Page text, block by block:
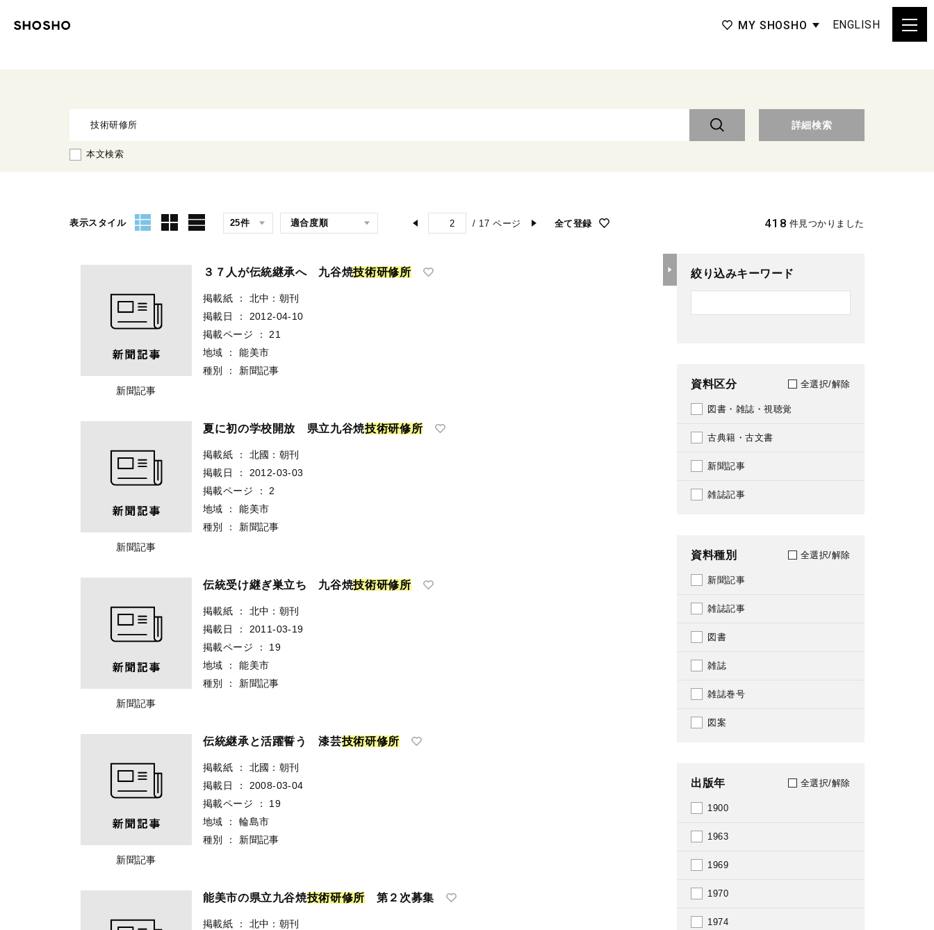
MY SHOSHO ENGLISH
詳細検索
本文検索
表示スタイル / 17 ページ 全て登録 418 件見つかりました
新聞記事
３７人が伝統継承へ 九谷焼技術研修所
掲載紙 ：
北中：朝刊
掲載日
：
2012-04-10
掲載ページ
：
21
地域
：
能美市
種別
： 新聞記事
新聞記事
夏に初の学校開放 県立九谷焼技術研修所
掲載紙 ：
北國：朝刊
掲載日
：
2012-03-03
掲載ページ
：
2
地域
：
能美市
種別
： 新聞記事
新聞記事
伝統受け継ぎ巣立ち 九谷焼技術研修所
掲載紙 ：
北中：朝刊
掲載日
：
2011-03-19
掲載ページ
：
19
地域
：
能美市
種別
： 新聞記事
新聞記事
伝統継承と活躍誓う 漆芸技術研修所
掲載紙 ：
北國：朝刊
掲載日
：
2008-03-04
掲載ページ
：
19
地域
：
輪島市
種別
： 新聞記事
能美市の県立九谷焼技術研修所 第２次募集
掲載紙 ：
北中：朝刊
絞り込みキーワード
資料区分 全選択/解除
図書・雑誌・視聴覚
古典籍・古文書
新聞記事
雑誌記事
資料種別 全選択/解除
新聞記事
雑誌記事
図書
雑誌
雑誌巻号
図案
出版年 全選択/解除
1900
1963
1969
1970
1974